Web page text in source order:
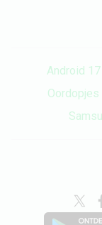
Android 17
Oordopjes